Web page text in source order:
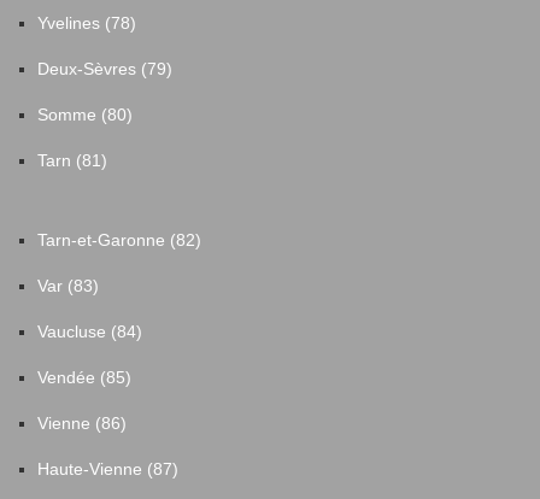
Yvelines (78)
Deux-Sèvres (79)
Somme (80)
Tarn (81)
Tarn-et-Garonne (82)
Var (83)
Vaucluse (84)
Vendée (85)
Vienne (86)
Haute-Vienne (87)